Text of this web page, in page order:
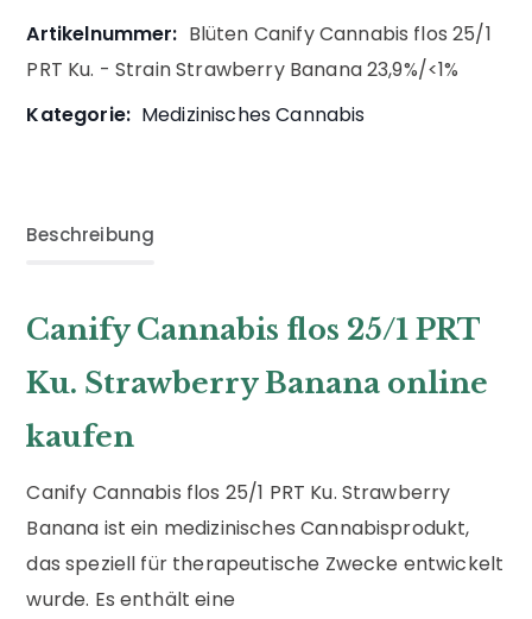
Artikelnummer: Blüten Canify Cannabis flos 25/1
PRT Ku. - Strain Strawberry Banana 23,9%/<1%
Kategorie: Medizinisches Cannabis
Beschreibung
Canify Cannabis flos 25/1 PRT
Ku. Strawberry Banana online
kaufen
Canify Cannabis flos 25/1 PRT Ku. Strawberry
Banana ist ein medizinisches Cannabisprodukt,
das speziell für therapeutische Zwecke entwickelt
wurde. Es enthält eine